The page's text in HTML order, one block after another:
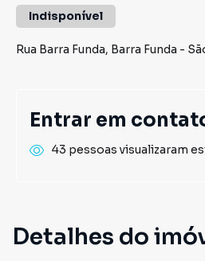
Detalhes do
Indisponível
Rua Barra Funda, Barra Funda -
Entrar em
43 pessoas visualizaram